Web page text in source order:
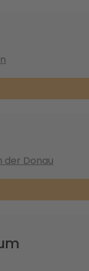
der Donau